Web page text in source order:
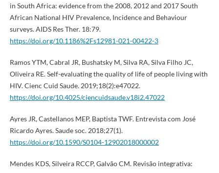
in South Africa: evidence from the 2008, 2012 and 2017 South
African National HIV Prevalence, Incidence and Behaviour
surveys. AIDS Res Ther. 18:79.
https://doi.org/10.1186%2Fs12981-021-00422-3
Ramos YTM, Cabral JR, Bushatsky M, Silva RA, Silva Filho JC,
Oliveira RE. Self-evaluating the quality of life of people living with
HIV. Cienc Cuid Saude. 2019;18(2):e47022.
https://doi.org/10.4025/ciencuidsaude.v18i2.47022
Ayres JR, Castellanos MEP, Baptista TWF. Entrevista com José
Ricardo Ayres. Saude soc. 2018;27(1).
https://doi.org/10.1590/S0104-12902018000002
Mendes KDS, Silveira RCCP, Galvão CM. Revisão integrativa: